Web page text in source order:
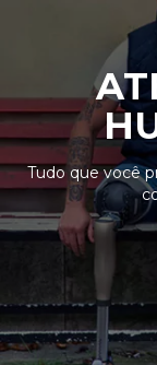
Tudo que você